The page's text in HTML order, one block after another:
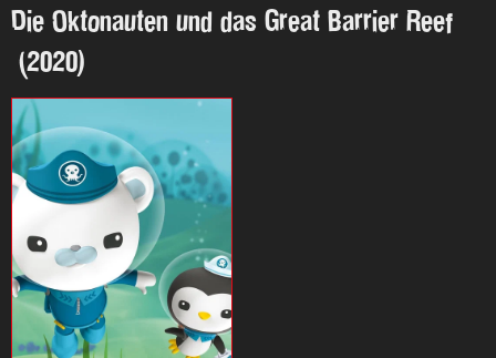
Die Oktonauten und das Great Barrier Reef
(2020)